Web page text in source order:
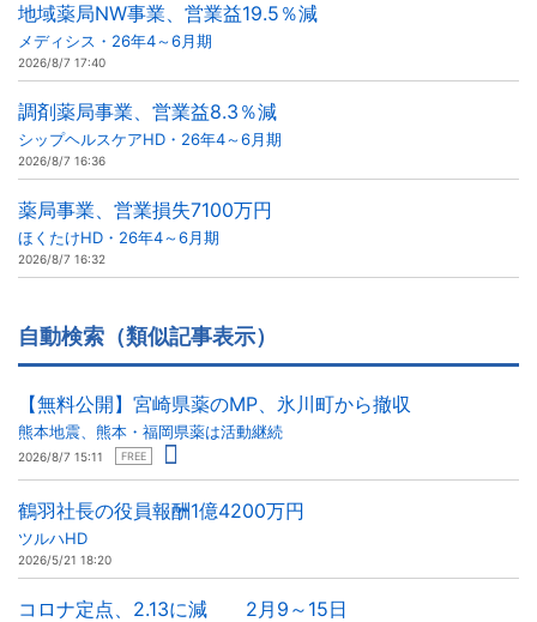
地域薬局NW事業、営業益19.5％減
メディシス・26年4～6月期
2026/8/7 17:40
調剤薬局事業、営業益8.3％減
シップヘルスケアHD・26年4～6月期
2026/8/7 16:36
薬局事業、営業損失7100万円
ほくたけHD・26年4～6月期
2026/8/7 16:32
自動検索（類似記事表示）
【無料公開】宮崎県薬のMP、氷川町から撤収
熊本地震、熊本・福岡県薬は活動継続
2026/8/7 15:11 FREE
鶴羽社長の役員報酬1億4200万円
ツルハHD
2026/5/21 18:20
コロナ定点、2.13に減 2月9～15日